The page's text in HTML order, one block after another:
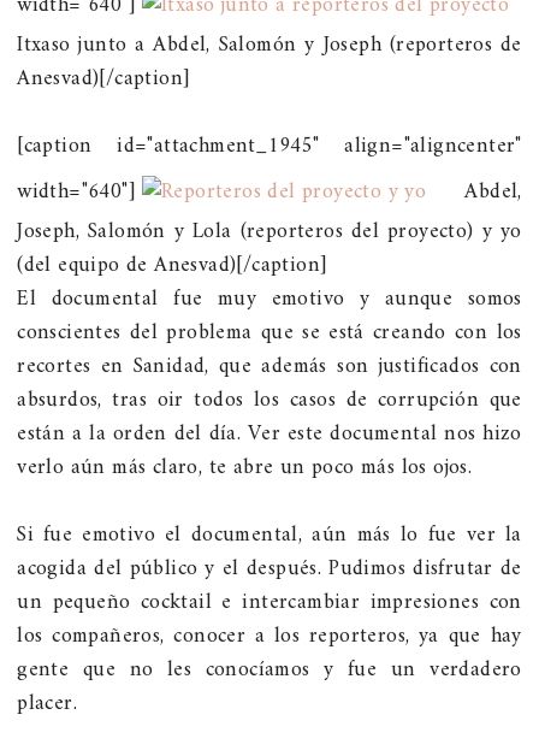
Itxaso junto a Abdel, Salomón y Joseph (reporteros de
Anesvad)[/caption]
[caption id="attachment_1945" align="aligncenter"
width="640"]
Abdel,
Joseph, Salomón y Lola (reporteros del proyecto) y yo
(del equipo de Anesvad)[/caption]
El documental fue muy emotivo y aunque somos
conscientes del problema que se está creando con los
recortes en Sanidad, que además son justificados con
absurdos, tras oir todos los casos de corrupción que
están a la orden del día. Ver este documental nos hizo
verlo aún más claro, te abre un poco más los ojos.
Si fue emotivo el documental, aún más lo fue ver la
acogida del público y el después. Pudimos disfrutar de
un pequeño cocktail e intercambiar impresiones con
los compañeros, conocer a los reporteros, ya que hay
gente que no les conocíamos y fue un verdadero
placer.